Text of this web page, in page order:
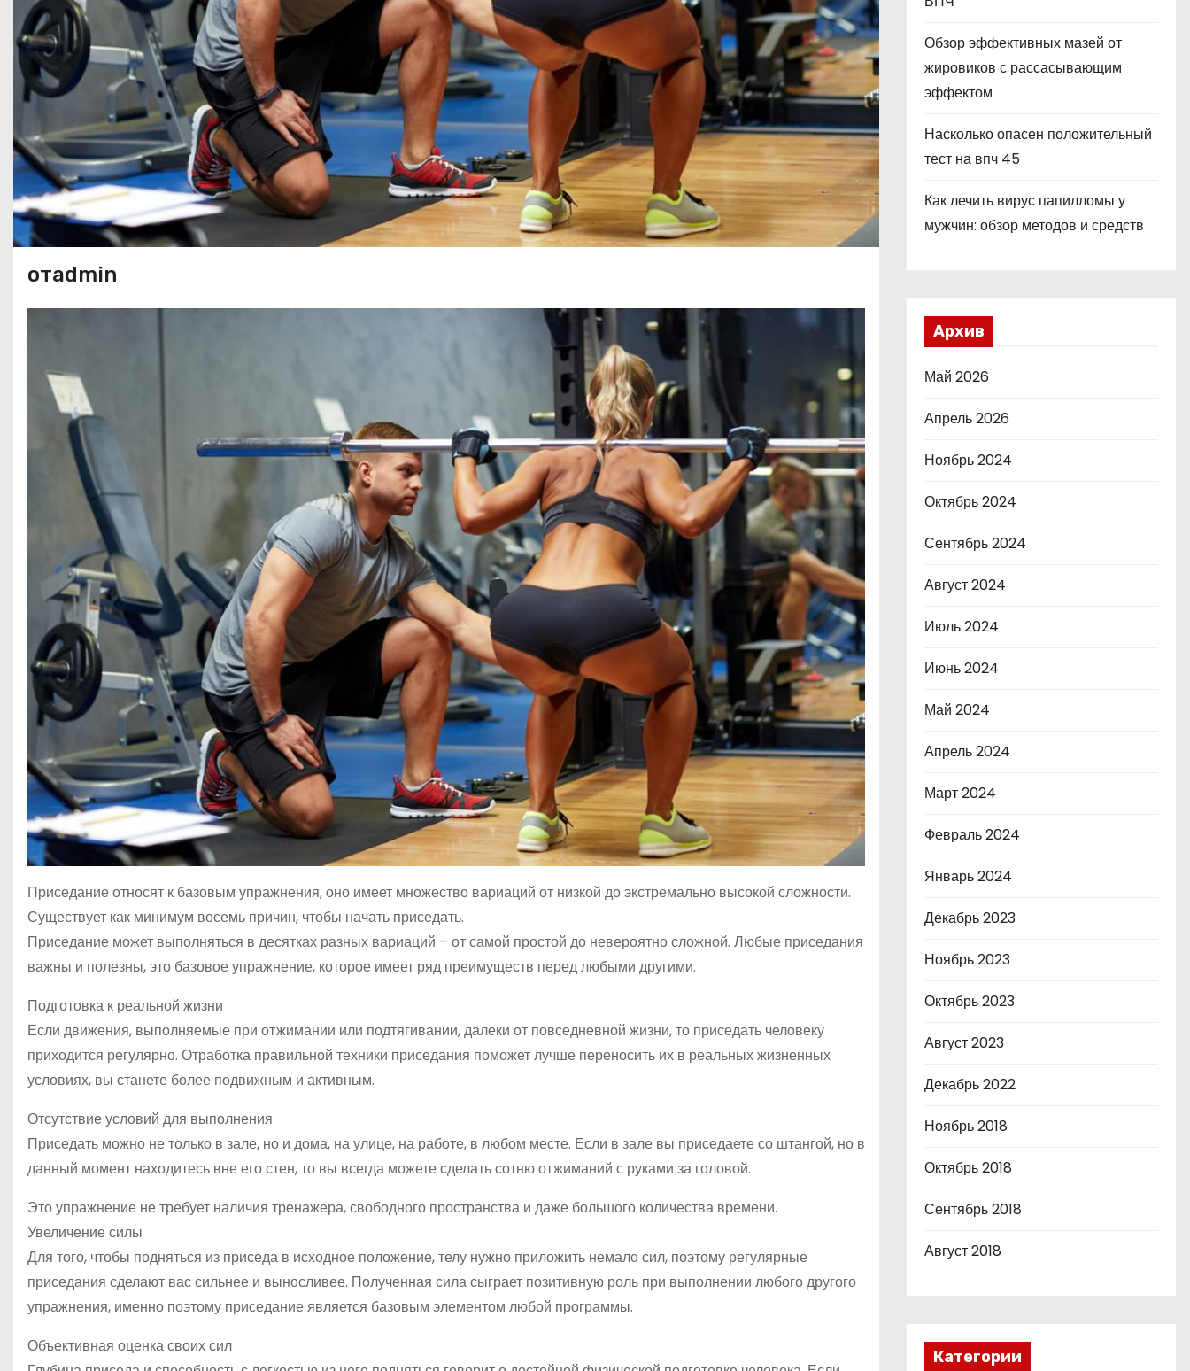
отadmin
Приседание относят к базовым упражнения, оно имеет множество вариаций от низкой до экстремально высокой сложности.
Существует как минимум восемь причин, чтобы начать приседать.
Приседание может выполняться в десятках разных вариаций – от самой простой до невероятно сложной. Любые приседания
важны и полезны, это базовое упражнение, которое имеет ряд преимуществ перед любыми другими.
Подготовка к реальной жизни
Если движения, выполняемые при отжимании или подтягивании, далеки от повседневной жизни, то приседать человеку
приходится регулярно. Отработка правильной техники приседания поможет лучше переносить их в реальных жизненных
условиях, вы станете более подвижным и активным.
Отсутствие условий для выполнения
Приседать можно не только в зале, но и дома, на улице, на работе, в любом месте. Если в зале вы приседаете со штангой, но в
данный момент находитесь вне его стен, то вы всегда можете сделать сотню отжиманий с руками за головой.
Это упражнение не требует наличия тренажера, свободного пространства и даже большого количества времени.
Увеличение силы
Для того, чтобы подняться из приседа в исходное положение, телу нужно приложить немало сил, поэтому регулярные
приседания сделают вас сильнее и выносливее. Полученная сила сыграет позитивную роль при выполнении любого другого
упражнения, именно поэтому приседание является базовым элементом любой программы.
Объективная оценка своих сил
Обзор эффективных мазей от
жировиков с рассасывающим
эффектом
Насколько опасен положительный
тест на впч 45
Как лечить вирус папилломы у
мужчин: обзор методов и средств
Архив
Май 2026
Апрель 2026
Ноябрь 2024
Октябрь 2024
Сентябрь 2024
Август 2024
Июль 2024
Июнь 2024
Май 2024
Апрель 2024
Март 2024
Февраль 2024
Январь 2024
Декабрь 2023
Ноябрь 2023
Октябрь 2023
Август 2023
Декабрь 2022
Ноябрь 2018
Октябрь 2018
Сентябрь 2018
Август 2018
Категории